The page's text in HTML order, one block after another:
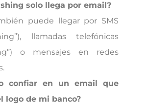
solo llega por email?
puede llegar por SMS
llamadas telefónicas
o mensajes en redes
confiar en un email que
logo de mi banco?